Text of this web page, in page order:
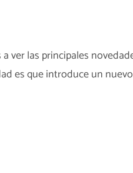
ver las principales
es que introduce un